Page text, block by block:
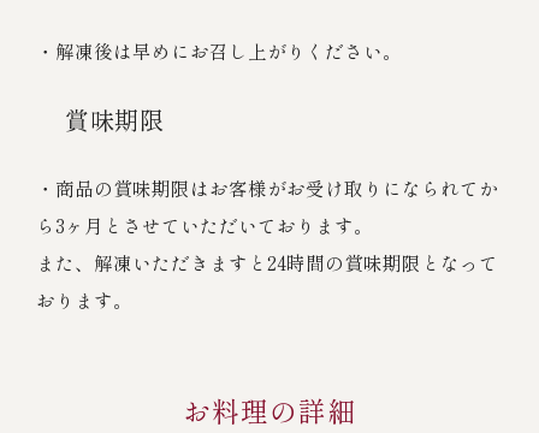
・解凍後は早めにお召し上がりください。
賞味期限
・商品の賞味期限はお客様がお受け取りになられてか
ら3ヶ月とさせていただいております。
また、解凍いただきますと24時間の賞味期限となって
おります。
お料理の詳細